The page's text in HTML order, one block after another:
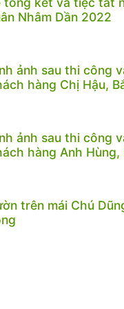
Nhâm Dần 2022
ảnh sau thi công
hàng Chị Hậu,
ảnh sau thi công
hàng Anh Hùng,
trên mái Chú